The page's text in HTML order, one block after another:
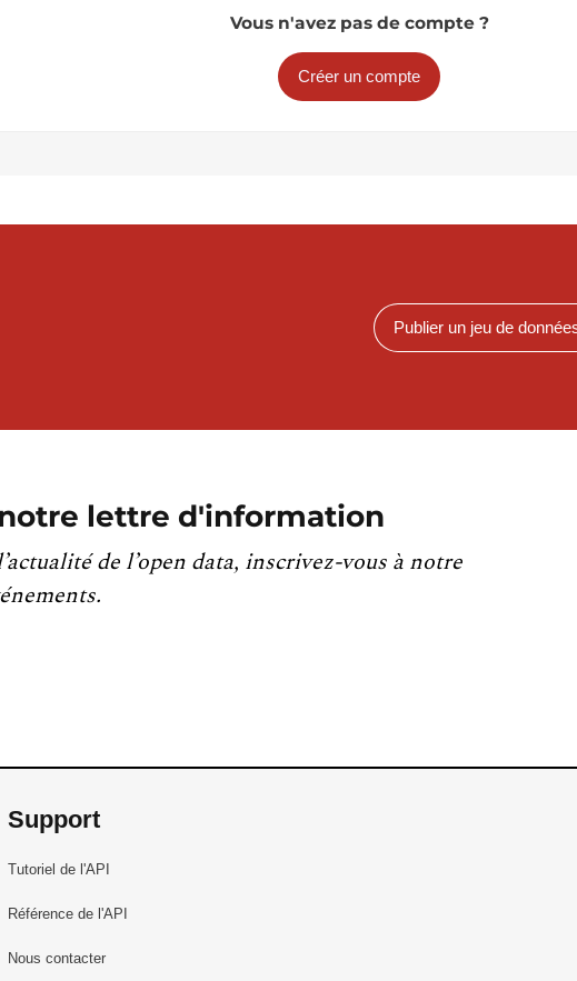
Vous n'avez pas de compte ?
Créer un compte
Publier un jeu de
lettre d'information
de l’open data, inscrivez-vous à notre
Support
Tutoriel de l'API
Référence de l'API
Nous contacter